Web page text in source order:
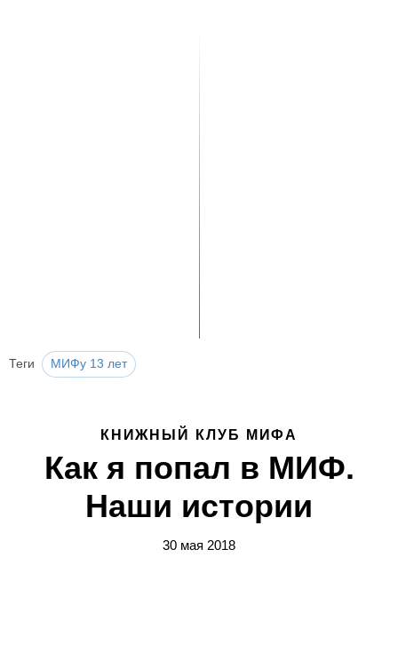
Теги МИФу 13 лет
КНИЖНЫЙ КЛУБ МИФА
Как я попал в МИФ.
Наши истории
30 мая 2018